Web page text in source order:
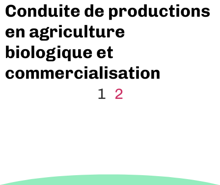
Conduite de productions
en agriculture
biologique et
commercialisation
1 2